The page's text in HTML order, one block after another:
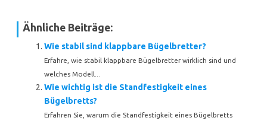
Ähnliche Beiträge:
Wie stabil sind klappbare Bügelbretter?
Erfahre, wie stabil klappbare Bügelbretter wirklich sind und
welches Modell...
Wie wichtig ist die Standfestigkeit eines
Bügelbretts?
Erfahren Sie, warum die Standfestigkeit eines Bügelbretts